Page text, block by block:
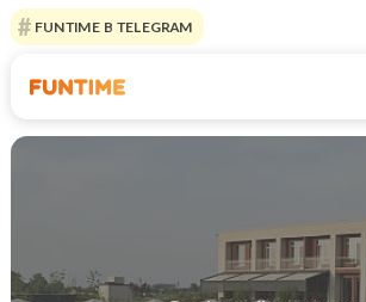
FUNTIME В TELEGRAM